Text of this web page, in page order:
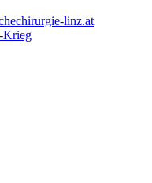
linz.at
Krieg